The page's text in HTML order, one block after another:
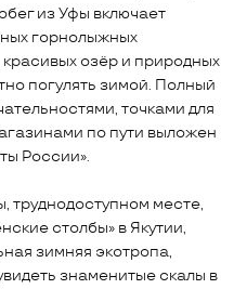
из Уфы включает
горнолыжных
озёр и природных
погулять зимой. Полный
точками для
по пути выложен
России».
труднодоступном месте,
столбы» в Якутии,
зимняя экотропа,
знаменитые скалы в